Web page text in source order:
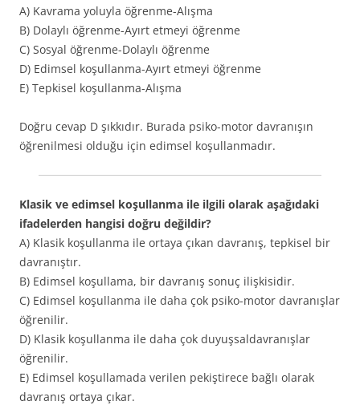
A) Kavrama yoluyla öğrenme-Alışma
B) Dolaylı öğrenme-Ayırt etmeyi öğrenme
C) Sosyal öğrenme-Dolaylı öğrenme
D) Edimsel koşullanma-Ayırt etmeyi öğrenme
E) Tepkisel koşullanma-Alışma
Doğru cevap D şıkkıdır. Burada psiko-motor davranışın
öğrenilmesi olduğu için edimsel koşullanmadır.
Klasik ve edimsel koşullanma ile ilgili olarak aşağıdaki
ifadelerden hangisi doğru değildir?
A) Klasik koşullanma ile ortaya çıkan davranış, tepkisel bir
davranıştır.
B) Edimsel koşullama, bir davranış sonuç ilişkisidir.
C) Edimsel koşullanma ile daha çok psiko-motor davranışlar
öğrenilir.
D) Klasik koşullanma ile daha çok duyuşsaldavranışlar
öğrenilir.
E) Edimsel koşullamada verilen pekiştirece bağlı olarak
davranış ortaya çıkar.